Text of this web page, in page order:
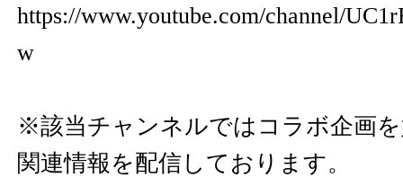
https://www.youtube.com/channel/
w
※該当チャンネルではコラボ企画
関連情報を配信しております。